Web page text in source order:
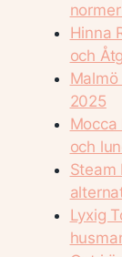
Hinna
och
2025
Mocca
och
Steam
Lyxig